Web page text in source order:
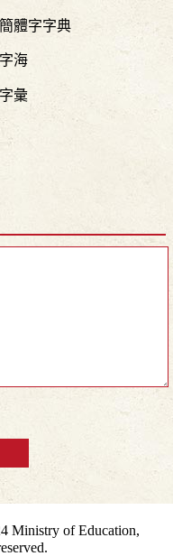
體字字典
海
彙
Ministry of Education,